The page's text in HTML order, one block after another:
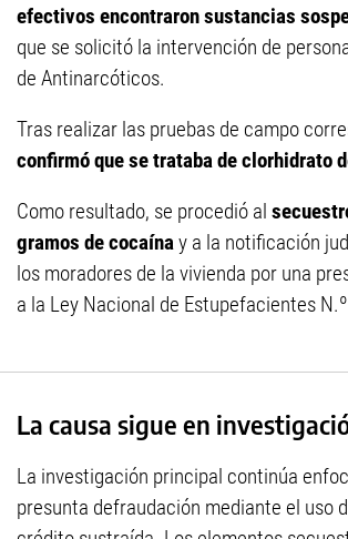
efectivos encontraron sustancias
que se solicitó la intervención de
de Antinarcóticos.
Tras realizar las pruebas de campo
confirmó que se trataba de clorhidrato
Como resultado, se procedió al
gramos de cocaínay a la notificación
los moradores de la vivienda por una
a la Ley Nacional de Estupefacientes
La causa sigue en
La investigación principal continúa
presunta defraudación mediante el uso